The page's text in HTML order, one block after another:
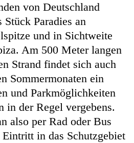
von Deutschland
Paradies an
und in Sichtweite
Am 500 Meter langen
Strand findet sich auch
Sommermonaten ein
und Parkmöglichkeiten
in der Regel vergebens.
also per Rad oder Bus
in das Schutzgebiet